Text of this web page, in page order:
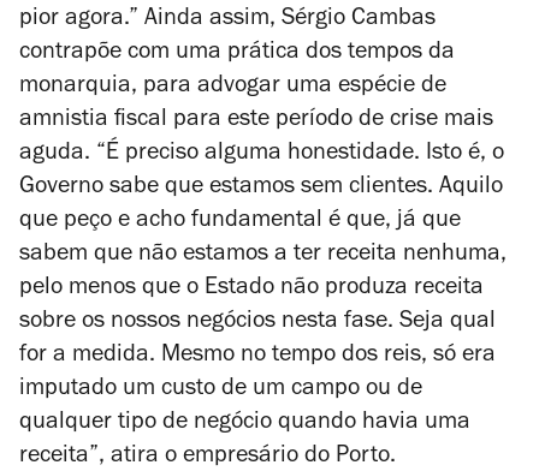
pior agora.” Ainda assim, Sérgio Cambas
contrapõe com uma prática dos tempos da
monarquia, para advogar uma espécie de
amnistia fiscal para este período de crise mais
aguda. “É preciso alguma honestidade. Isto é, o
Governo sabe que estamos sem clientes. Aquilo
que peço e acho fundamental é que, já que
sabem que não estamos a ter receita nenhuma,
pelo menos que o Estado não produza receita
sobre os nossos negócios nesta fase. Seja qual
for a medida. Mesmo no tempo dos reis, só era
imputado um custo de um campo ou de
qualquer tipo de negócio quando havia uma
receita”, atira o empresário do Porto.